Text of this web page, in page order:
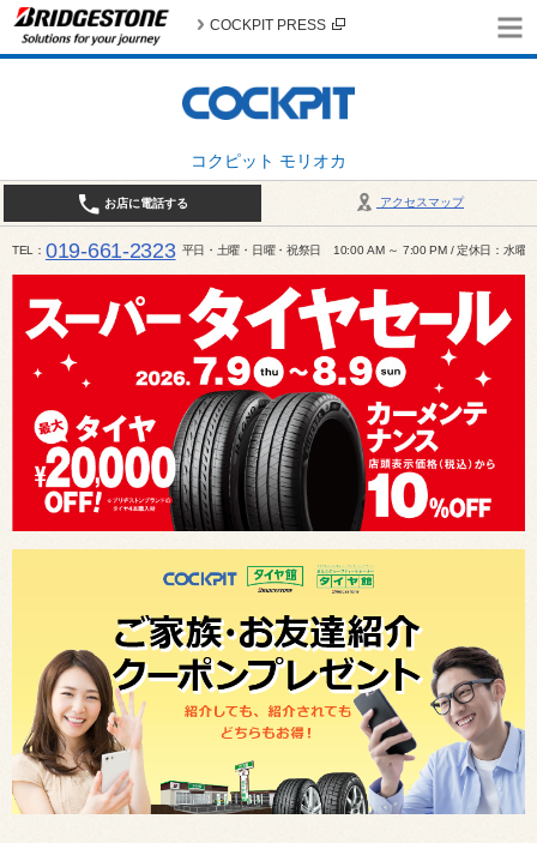
コクピット モリオカ
COCKPIT PRESS
アクセスマップ
お店に電話する
TEL 019-661-2323 平日・土曜・日曜・祝祭日 10:00 AM ～ 7:00 PM / 定休日：水曜